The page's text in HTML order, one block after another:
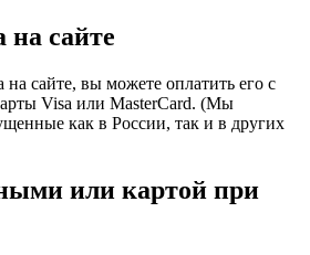
на сайте
сайте, вы можете оплатить его с
Visa или MasterCard. (Мы
как в России, так и в других
или картой при